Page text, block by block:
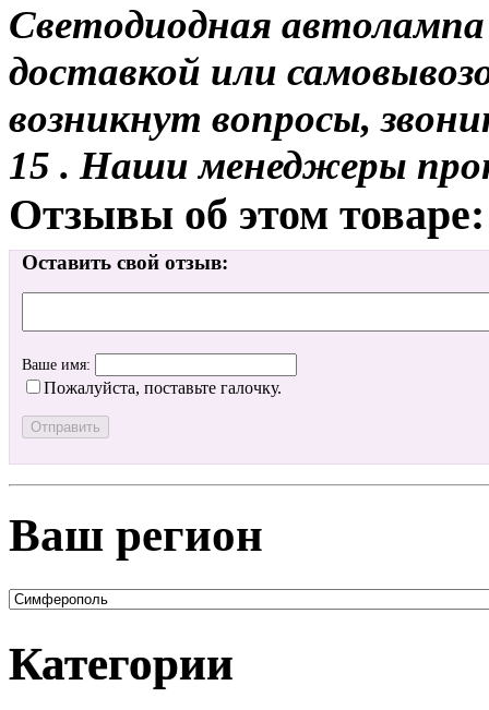
Светодиодная
доставкой или
возникнут вопросы,
15 . Наши менеджеры
Отзывы об этом товаре:
Оставить свой отзыв:
Ваше имя:
Пожалуйста, поставьте галочку.
Ваш регион
Категории